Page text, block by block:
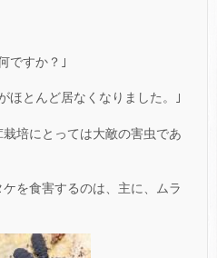
ですか？｣
ほとんど居なくなりました。｣
培にとっては大敵の害虫であ
を食害するのは、主に、ムラ